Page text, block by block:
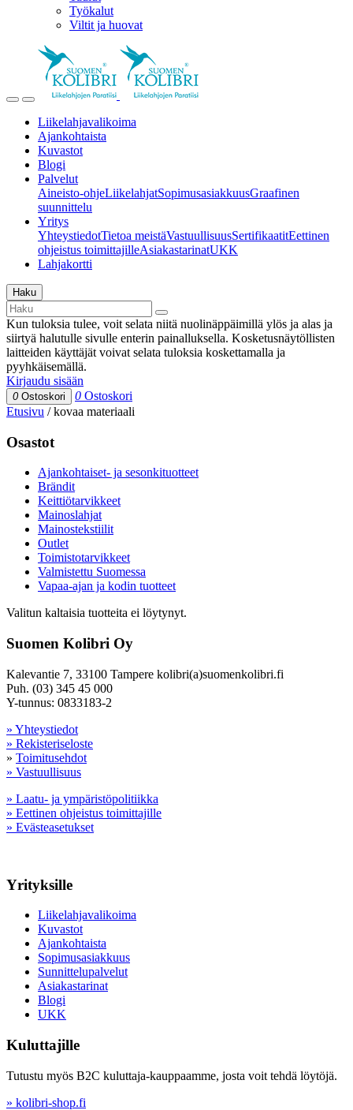
Työkalut
Viltit ja huovat
Liikelahjavalikoima
Ajankohtaista
Kuvastot
Blogi
Palvelut
Aineisto-ohjeLiikelahjatSopimusasiakkuusGraafinen
suunnittelu
Yritys
YhteystiedotTietoa meistäVastuullisuusSertifikaatitEettinen
ohjeistus toimittajilleAsiakastarinatUKK
Lahjakortti
Haku
Kun tuloksia tulee, voit selata niitä nuolinäppäimillä ylös ja alas ja
siirtyä halutulle sivulle enterin painalluksella. Kosketusnäytöllisten
laitteiden käyttäjät voivat selata tuloksia koskettamalla ja
pyyhkäisemällä.
Kirjaudu sisään
0 Ostoskori 0 Ostoskori
Etusivu /kovaa materiaali
Osastot
Ajankohtaiset- ja sesonkituotteet
Brändit
Keittiötarvikkeet
Mainoslahjat
Mainostekstiilit
Outlet
Toimistotarvikkeet
Valmistettu Suomessa
Vapaa-ajan ja kodin tuotteet
Valitun kaltaisia tuotteita ei löytynyt.
Suomen Kolibri Oy
Kalevantie 7, 33100 Tampere kolibri(a)suomenkolibri.fi
Puh. (03) 345 45 000
Y-tunnus: 0833183-2
» Yhteystiedot
» Rekisteriseloste
» Toimitusehdot
» Vastuullisuus
» Laatu- ja ympäristöpolitiikka
» Eettinen ohjeistus toimittajille
» Evästeasetukset
Yrityksille
Liikelahjavalikoima
Kuvastot
Ajankohtaista
Sopimusasiakkuus
Sunnittelupalvelut
Asiakastarinat
Blogi
UKK
Kuluttajille
Tutustu myös B2C kuluttaja-kauppaamme, josta voit tehdä löytöjä.
» kolibri-shop.fi